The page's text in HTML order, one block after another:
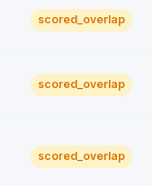
scored_overlap
scored_overlap
scored_overlap